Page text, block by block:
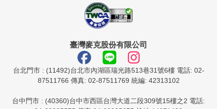
臺灣麥克股份有限公司
台北門市 : (11492)台北市內湖區瑞光路513巷31號6樓 電話: 02-
87511766 傳真: 02-87511769 統編: 42313102
台中門市 : (40360)台中市西區台灣大道二段309號15樓之2 電話: